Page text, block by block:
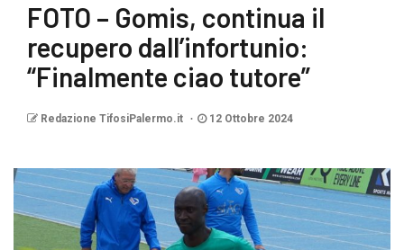
FOTO – Gomis, continua il
recupero dall’infortunio:
“Finalmente ciao tutore”
Redazione TifosiPalermo.it 12 Ottobre 2024